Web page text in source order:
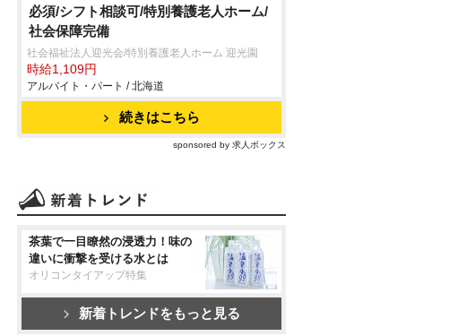
必須/シフト相談可/特別養護老人ホーム/
社会保障完備
社会福祉法人迎光会/特別養護老人ホーム 迎光園
時給1,109円
アルバイト・パート / 北海道
続きはこちら
sponsored by 求人ボックス
茶葉で一目瞭然の浸透力！味の
違いに衝撃を受ける水とは
オリコンタイアップ特集
新着トレンドをもっと見る